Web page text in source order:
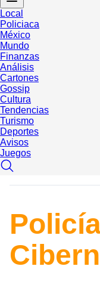
Local
Policiaca
México
Mundo
Finanzas
Análisis
Cartones
Gossip
Cultura
Tendencias
Turismo
Deportes
Avisos
Juegos